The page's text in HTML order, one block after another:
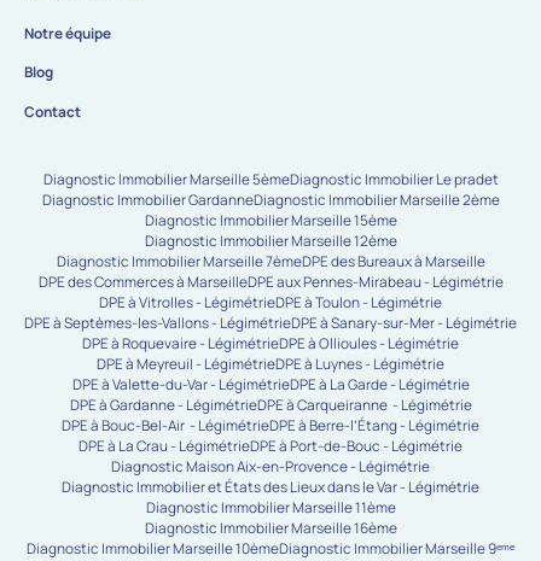
Notre équipe
Blog
Contact
Diagnostic Immobilier Marseille 5èmeDiagnostic Immobilier Le pradet
Diagnostic Immobilier GardanneDiagnostic Immobilier Marseille 2ème
Diagnostic Immobilier Marseille 15ème
Diagnostic Immobilier Marseille 12ème
Diagnostic Immobilier Marseille 7èmeDPE des Bureaux à Marseille
DPE des Commerces à MarseilleDPE aux Pennes-Mirabeau - Légimétrie
DPE à Vitrolles - LégimétrieDPE à Toulon - Légimétrie
DPE à Septèmes-les-Vallons - LégimétrieDPE à Sanary-sur-Mer - Légimétrie
DPE à Roquevaire - LégimétrieDPE à Ollioules - Légimétrie
DPE à Meyreuil - LégimétrieDPE à Luynes - Légimétrie
DPE à Valette-du-Var - LégimétrieDPE à La Garde - Légimétrie
DPE à Gardanne - LégimétrieDPE à Carqueiranne - Légimétrie
DPE à Bouc-Bel-Air - LégimétrieDPE à Berre-l’Étang - Légimétrie
DPE à La Crau - LégimétrieDPE à Port-de-Bouc - Légimétrie
Diagnostic Maison Aix-en-Provence - Légimétrie
Diagnostic Immobilier et États des Lieux dans le Var - Légimétrie
Diagnostic Immobilier Marseille 11ème
Diagnostic Immobilier Marseille 16ème
Diagnostic Immobilier Marseille 10èmeDiagnostic Immobilier Marseille 9ᵉᵐᵉ